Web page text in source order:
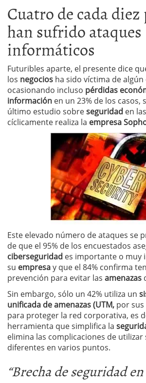
Cuatro de cada diez
han sufrido ataques
informáticos
Futuribles aparte, el presente dice
los negocios ha sido víctima de algún
ocasionando incluso pérdidas
información en un 23% de los casos,
último estudio sobreseguridad en las
cíclicamente realiza la empresa
Este elevado número de ataques se
de que el 95% de los encuestados
ciberseguridad es importante o muy
su empresay que el 84% confirma
prevención para evitar las amenazas
Sin embargo, sólo un 42% utiliza un
unificada de amenazas (UTM, por sus
para proteger la red corporativa, es
herramienta que simplifica la
elimina las complicaciones de utilizar
diferentes en varios puntos.
“Brecha de seguridad